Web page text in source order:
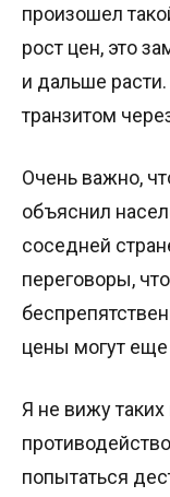
произошел
рост цен, это
и дальше
транзитом
Очень важно,
объяснил
соседней
переговоры,
цены могут
Я не вижу
попытаться